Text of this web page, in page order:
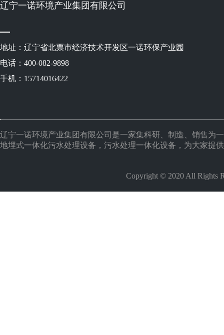
辽宁一诺环境产业集团有限公司
地址：辽宁省北票市经济技术开发区一诺环保产业园
电话：400-082-9898
手机：15714016422
辽宁一诺环境产业集团有限公司是一家集科研、制造、销售为
地埋式一体化污水处理设备，污水处理一体化设备，为大家提
Copyright © 2020 All Rights